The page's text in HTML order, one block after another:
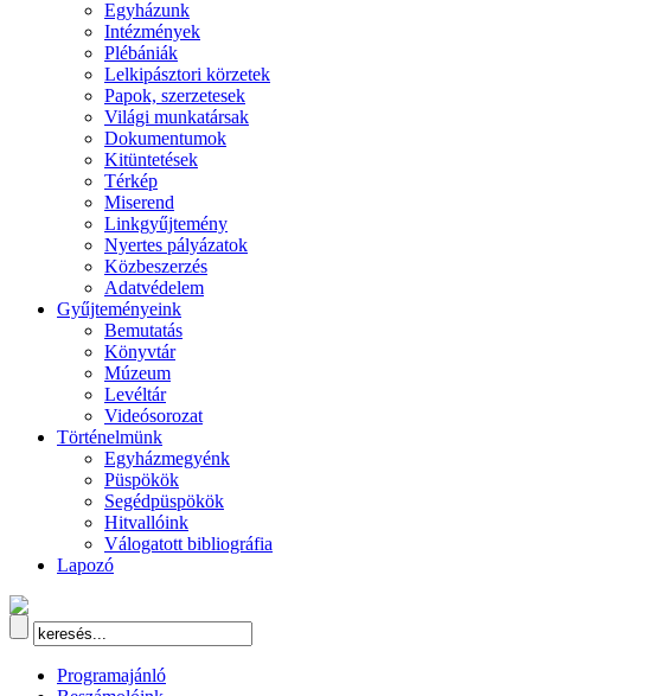
Egyházunk
Intézmények
Plébániák
Lelkipásztori körzetek
Papok, szerzetesek
Világi munkatársak
Dokumentumok
Kitüntetések
Térkép
Miserend
Linkgyűjtemény
Nyertes pályázatok
Közbeszerzés
Adatvédelem
Gyűjteményeink
Bemutatás
Könyvtár
Múzeum
Levéltár
Videósorozat
Történelmünk
Egyházmegyénk
Püspökök
Segédpüspökök
Hitvallóink
Válogatott bibliográfia
Lapozó
Programajánló